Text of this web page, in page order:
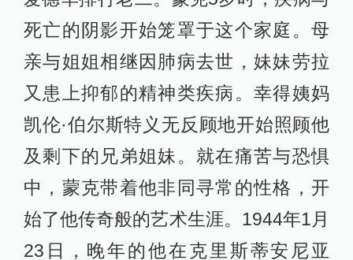
死亡的阴影开始笼罩于这个家庭。母
亲与姐姐相继因肺病去世，妹妹劳拉
又患上抑郁的精神类疾病。幸得姨妈
凯伦·伯尔斯特义无反顾地开始照顾他
及剩下的兄弟姐妹。就在痛苦与恐惧
中，蒙克带着他非同寻常的性格，开
始了他传奇般的艺术生涯。1944年1月
23日，晚年的他在克里斯蒂安尼亚